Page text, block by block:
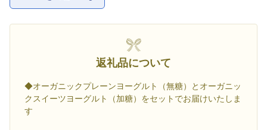
返礼品について
◆オーガニックプレーンヨーグルト（無糖）とオーガニッ
クスイーツヨーグルト（加糖）をセットでお届けいたしま
す